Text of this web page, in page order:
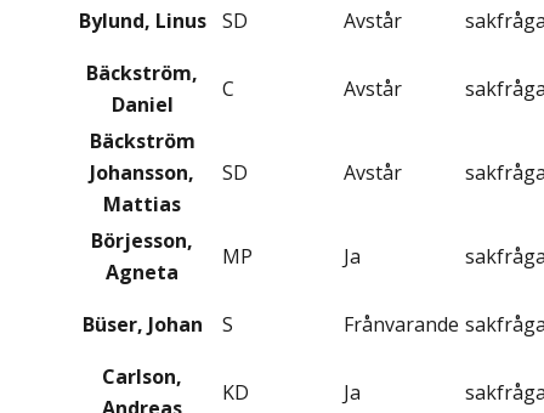
Bylund, Linus SD Avstår
Bäckström,
Daniel
C Avstår
Bäckström
Johansson,
Mattias
SD Avstår
Börjesson,
Agneta
MP Ja
Büser, Johan S Frånvarande
Carlson,
KD Ja